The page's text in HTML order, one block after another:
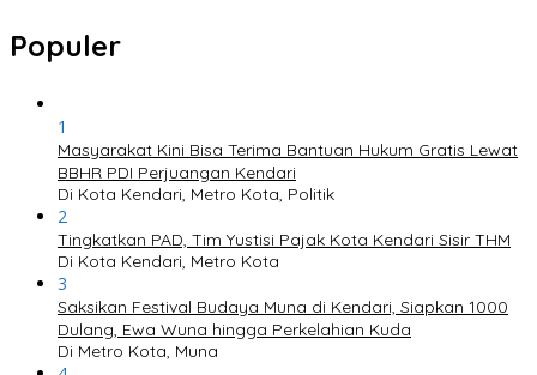
Populer
1
Masyarakat Kini Bisa Terima Bantuan Hukum Gratis Lewat
BBHR PDI Perjuangan Kendari
Di Kota Kendari, Metro Kota, Politik
2
Tingkatkan PAD, Tim Yustisi Pajak Kota Kendari Sisir THM
Di Kota Kendari, Metro Kota
3
Saksikan Festival Budaya Muna di Kendari, Siapkan 1000
Dulang, Ewa Wuna hingga Perkelahian Kuda
Di Metro Kota, Muna